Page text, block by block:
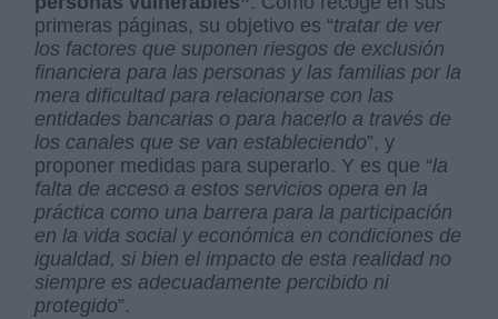
primeras páginas, su objetivo es “tratar de ver
los factores que suponen riesgos de exclusión
financiera para las personas y las familias por la
mera dificultad para relacionarse con las
entidades bancarias o para hacerlo a través de
los canales que se van estableciendo”, y
proponer medidas para superarlo. Y es que “la
falta de acceso a estos servicios opera en la
práctica como una barrera para la participación
en la vida social y económica en condiciones de
igualdad, si bien el impacto de esta realidad no
siempre es adecuadamente percibido ni
protegido”.